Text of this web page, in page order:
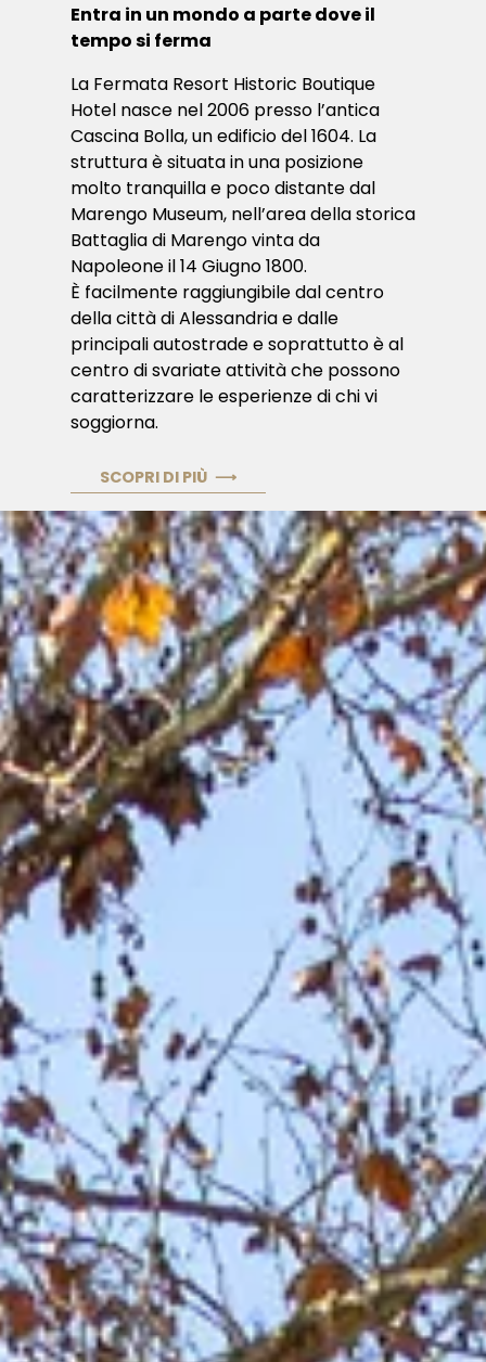
Entra in un mondo a parte dove il
tempo si ferma
La Fermata Resort Historic Boutique
Hotel nasce nel 2006 presso l’antica
Cascina Bolla, un edificio del 1604. La
struttura è situata in una posizione
molto tranquilla e poco distante dal
Marengo Museum, nell’area della storica
Battaglia di Marengo vinta da
Napoleone il 14 Giugno 1800.
È facilmente raggiungibile dal centro
della città di Alessandria e dalle
principali autostrade e soprattutto è al
centro di svariate attività che possono
caratterizzare le esperienze di chi vi
soggiorna.
SCOPRI DI PIÙ